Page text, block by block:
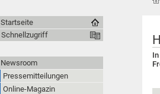
Startseite
Schnellzugriff
Newsroom
Pressemitteilungen
Online-Magazin